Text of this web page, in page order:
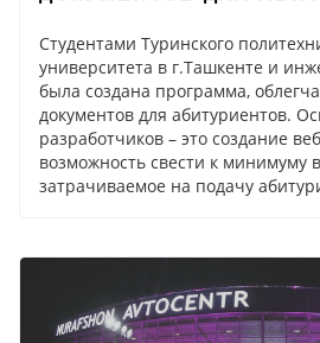
Студентами Туринского
университета в г.Ташкенте и
была создана программа,
документов для абитуриентов.
разработчиков – это создание
возможность свести к минимуму
затрачиваемое на подачу